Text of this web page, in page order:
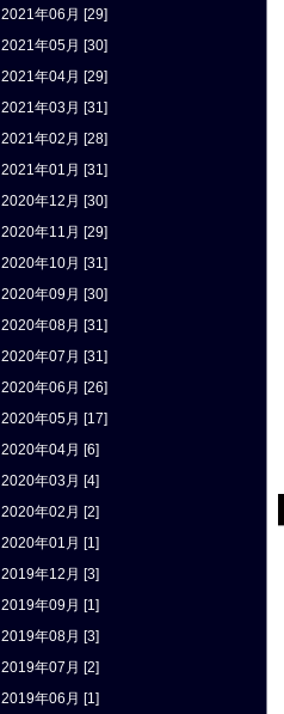
2021年06月 [29]
2021年05月 [30]
2021年04月 [29]
2021年03月 [31]
2021年02月 [28]
2021年01月 [31]
2020年12月 [30]
2020年11月 [29]
2020年10月 [31]
2020年09月 [30]
2020年08月 [31]
2020年07月 [31]
2020年06月 [26]
2020年05月 [17]
2020年04月 [6]
2020年03月 [4]
2020年02月 [2]
2020年01月 [1]
2019年12月 [3]
2019年09月 [1]
2019年08月 [3]
2019年07月 [2]
2019年06月 [1]